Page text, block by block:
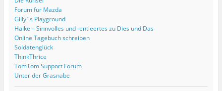
Forum für Mazda
Gilly´s Playground
Haike – Sinnvolles und -entleertes zu Dies und Das
Online Tagebuch schreiben
Soldatenglück
ThinkThrice
TomTom Support Forum
Unter der Grasnabe